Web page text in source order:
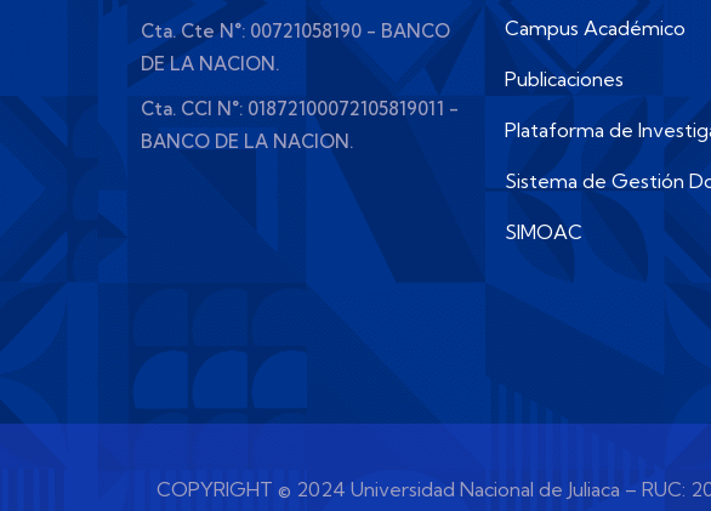
Cta. Cte N°: 00721058190 - BANCO
DE LA NACION.
Cta. CCI N°: 01872100072105819011 -
BANCO DE LA NACION.
Campus Académico
Publicaciones
Plataforma de
Sistema de Gestión
SIMOAC
COPYRIGHT © 2024 Universidad Nacional de Juliaca – RUC: